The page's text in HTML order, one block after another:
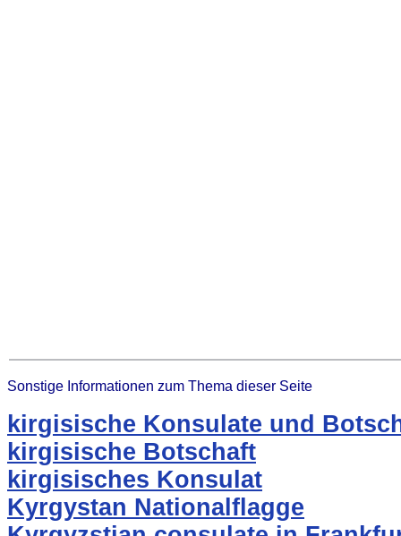
Sonstige Informationen zum Thema dieser Seite
kirgisische Konsulate und
kirgisische Botschaft
kirgisisches Konsulat
Kyrgystan Nationalflagge